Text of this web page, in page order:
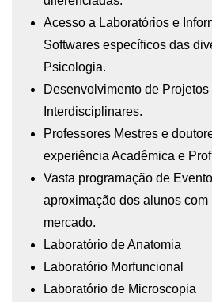
Acesso a Laboratórios e
Softwares específicos das
Psicologia.
Desenvolvimento de
Interdisciplinares.
Professores Mestres e
experiência Acadêmica e
Vasta programação de
aproximação dos alunos
mercado.
Laboratório de Anatomia
Laboratório Morfuncional
Laboratório de Microscopia